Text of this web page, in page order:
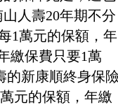
人壽20年期不分
1萬元的保額，年
繳保費只要1萬
的新康順終身保
元的保額，年繳